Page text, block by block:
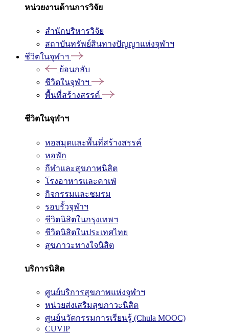
หน่วยงานด้านการวิจัย
สำนักบริหารวิจัย
สถาบันทรัพย์สินทางปัญญาแห่งจุฬาฯ
ชีวิตในจุฬาฯ
ย้อนกลับ
ชีวิตในจุฬาฯ
พื้นที่สร้างสรรค์
ชีวิตในจุฬาฯ
หอสมุดและพื้นที่สร้างสรรค์
หอพัก
กีฬาและสุขภาพนิสิต
โรงอาหารและคาเฟ่
กิจกรรมและชมรม
รอบรั้วจุฬาฯ
ชีวิตนิสิตในกรุงเทพฯ
ชีวิตนิสิตในประเทศไทย
สุขภาวะทางใจนิสิต
บริการนิสิต
ศูนย์บริการสุขภาพแห่งจุฬาฯ
หน่วยส่งเสริมสุขภาวะนิสิต
ศูนย์นวัตกรรมการเรียนรู้ (Chula MOOC)
CUVIP